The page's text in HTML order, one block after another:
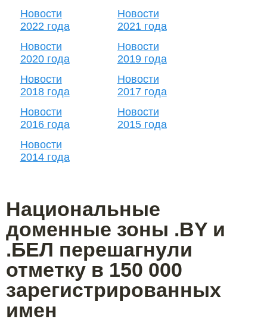
Новости
2022 года
Новости
2021 года
Новости
2020 года
Новости
2019 года
Новости
2018 года
Новости
2017 года
Новости
2016 года
Новости
2015 года
Новости
2014 года
Национальные
доменные зоны .BY и
.БЕЛ перешагнули
отметку в 150 000
зарегистрированных
имен